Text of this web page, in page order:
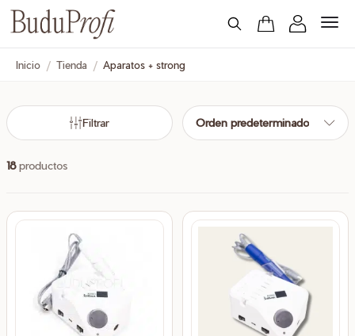
Inicio / Tienda / Aparatos + strong
18 productos
Filtrar Orden predeterminado